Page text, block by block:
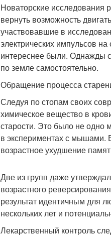
Новаторские исследования
вернуть возможность
участвовавшие в
электрических импульсов
интереснее были. Однажды
по земле самостоятельно.
Обращение процесса
Следуя по стопам своих
химическое вещество в
старости. Это было не одно
в экспериментах с мышами.
возрастное ухудшение
Две из групп даже
возрастного
результат идентичным для
нескольких лет и
Лекарственный контроль